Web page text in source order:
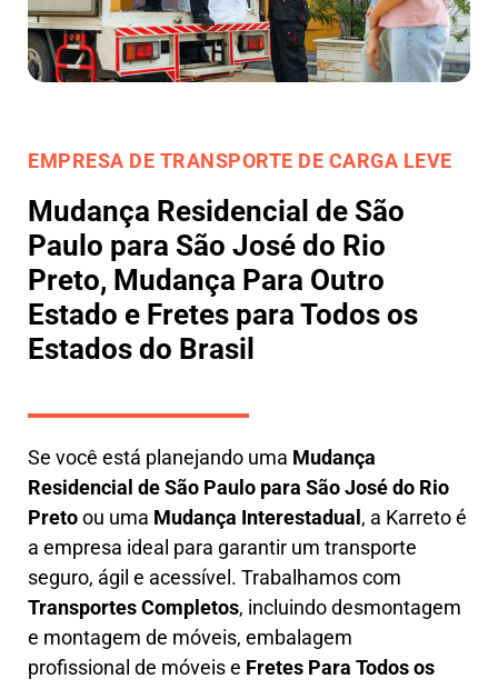
EMPRESA DE TRANSPORTE DE CARGA LEVE
Mudança Residencial de São
Paulo para São José do Rio
Preto, Mudança Para Outro
Estado e Fretes para Todos os
Estados do Brasil
Se você está planejando uma Mudança
Residencial de São Paulo para São José do Rio
Pretoou uma Mudança Interestadual, a Karretoé
a empresa ideal para garantir um transporte
seguro, ágil e acessível. Trabalhamos com
Transportes Completos, incluindodesmontagem
e montagem de móveis, embalagem
profissional de móveis e Fretes Para Todos os